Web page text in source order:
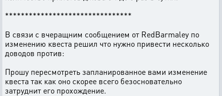
********************************
В связи с вчеращним сообщением от RedBarmaley по
изменению квеста решил что нужно привести несколько
доводов против:
Прошу пересмотреть запланированное вами изменение
квеста так как оно скорее всего безосновательно
затруднит его прохождение.